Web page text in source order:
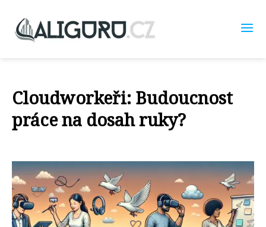
Cloudworkeři: Budoucnost
práce na dosah ruky?